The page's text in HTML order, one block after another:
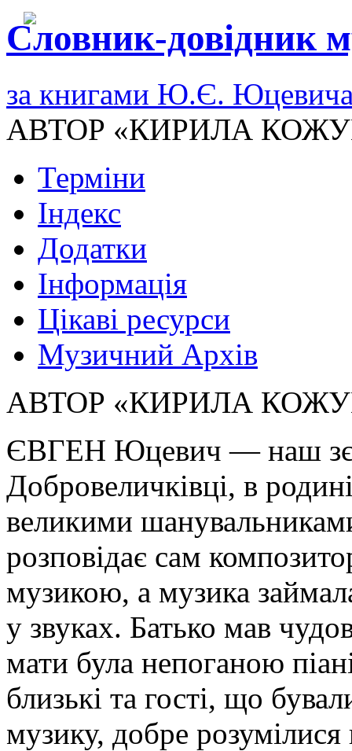
Словник-довідник
за книгами Ю.Є.
АВТОР «КИРИЛА
Терміни
Індекс
Додатки
Інформація
Цікаві ресурси
Музичний Архів
АВТОР «КИРИЛА
ЄВГЕН Юцевич — наш
Добровеличківці, в
великими
розповідає сам
музикою, а музика
у звуках. Батько мав
мати була непоганою
близькі та гості, що
музику, добре